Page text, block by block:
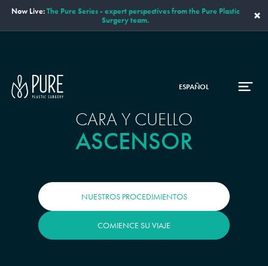
Now Live:The Pure Series - expert perspectives from the Pure Plastic
Surgery team.
×
ESPAÑOL
CARA Y CUELLO
ASCENSOR
NUESTROS PROCEDIMIENTOS
COMIENCE SU VIAJE